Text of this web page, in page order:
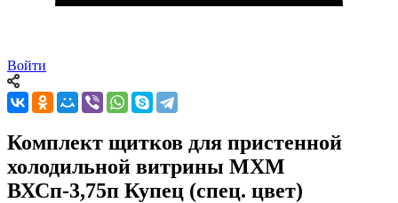
Войти
Комплект щитков для пристенной
холодильной витрины МХМ
ВХСп-3,75п Купец (спец. цвет)